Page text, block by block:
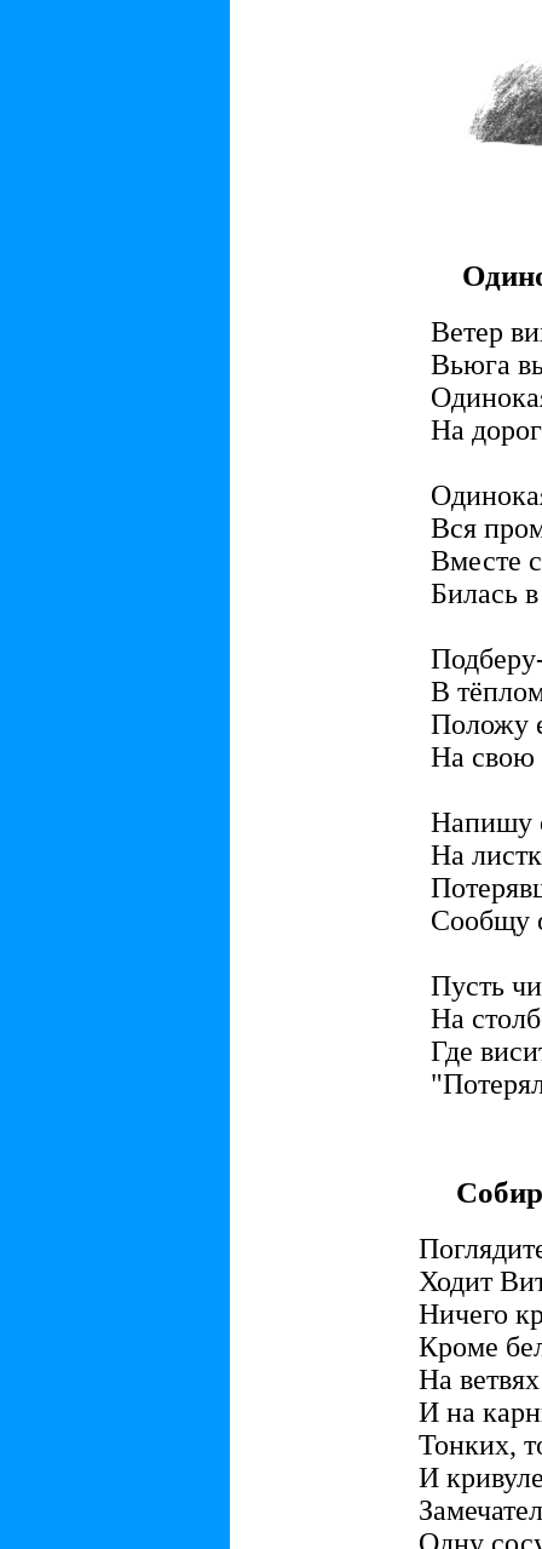
Ветер
Вьюга
На
Вся
Вместе
Билась
В
Положу
На свою
Напишу
На
Сообщу
Пусть
На
Где
Ходит
Ничего
Кроме
На ветвях
И на
Тонких,
И